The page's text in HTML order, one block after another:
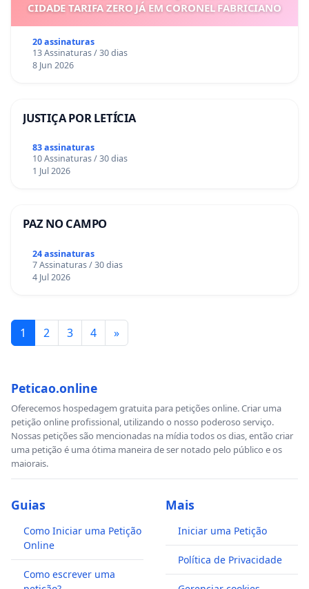
CIDADE TARIFA ZERO JÁ EM CORONEL FABRICIANO
20 assinaturas
13 Assinaturas / 30 dias
8 Jun 2026
JUSTIÇA POR LETÍCIA
83 assinaturas
10 Assinaturas / 30 dias
1 Jul 2026
PAZ NO CAMPO
24 assinaturas
7 Assinaturas / 30 dias
4 Jul 2026
1 2 3 4 »
Peticao.online
Oferecemos hospedagem gratuita para petições online. Criar uma
petição online profissional, utilizando o nosso poderoso serviço.
Nossas petições são mencionadas na mídia todos os dias, então criar
uma petição é uma ótima maneira de ser notado pelo público e os
maiorais.
Guias
Como Iniciar uma Petição
Online
Como escrever uma
Mais
Iniciar uma Petição
Política de Privacidade